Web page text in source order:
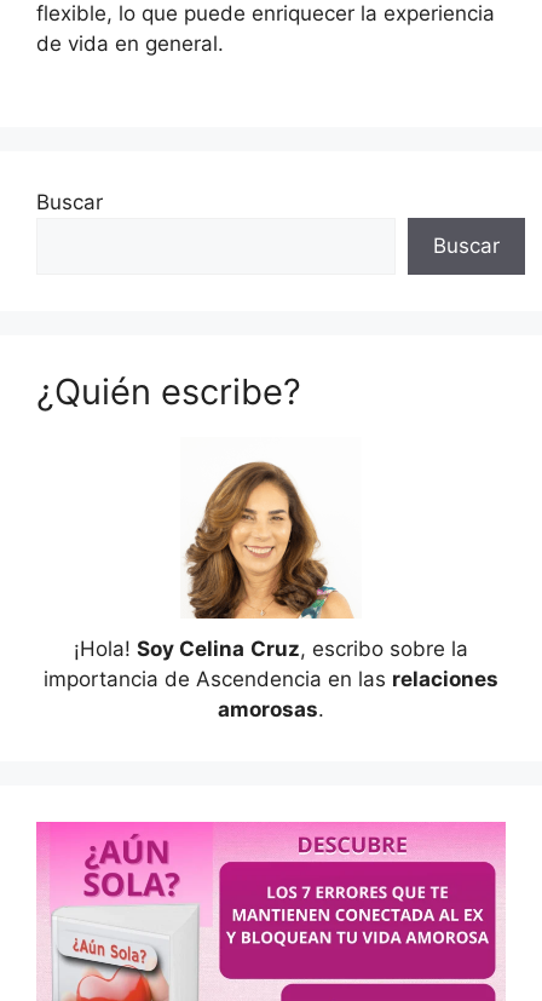
flexible, lo que puede enriquecer la experiencia
de vida en general.
Buscar
Buscar
¿Quién escribe?
¡Hola! Soy Celina Cruz, escribo sobre la
importancia de Ascendencia en las relaciones
amorosas.